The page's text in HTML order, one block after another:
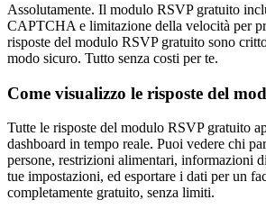
Assolutamente. Il modulo RSVP gratuito
CAPTCHA e limitazione della velocità per
risposte del modulo RSVP gratuito sono
modo sicuro. Tutto senza costi per te.
Come visualizzo le risposte del
Tutte le risposte del modulo RSVP gratuito
dashboard in tempo reale. Puoi vedere chi
persone, restrizioni alimentari, informazioni
tue impostazioni, ed esportare i dati per un
completamente gratuito, senza limiti.